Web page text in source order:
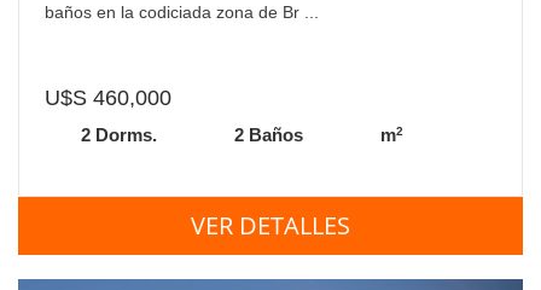
baños en la codiciada zona de Br ...
U$S 460,000
2 Dorms. 2 Baños m2
VER DETALLES